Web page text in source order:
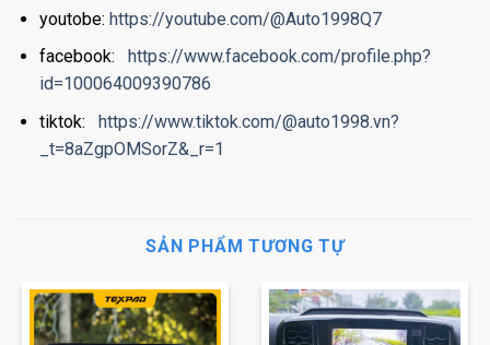
youtobe: https://youtube.com/@Auto1998Q7
facebook:
https://www.facebook.com/profile.php?
id=100064009390786
tiktok: https://www.tiktok.com/@auto1998.vn?
_t=8aZgpOMSorZ&_r=1
SẢN PHẨM TƯƠNG TỰ